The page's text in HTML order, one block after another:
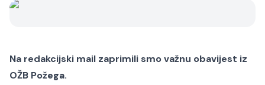
Na redakcijski mail zaprimili smo važnu obavijest iz
OŽB Požega.